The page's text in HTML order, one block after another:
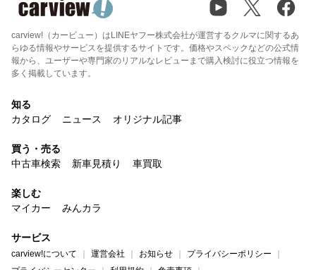
carview!（カービュー）はLINEヤフー株式会社が運営するクルマに関するあ
らゆる情報やサービスを提供するサイトです。価格やスペックなどの公式情
報から、ユーザーや専門家のリアルなレビューまで購入検討に役立つ情報を
多く掲載しています。
知る
カタログ
ニュース オリジナル記事
買う・売る
中古車検索
新車見積り 車買取
楽しむ
マイカー
みんカラ
サービス
carview!について 運営会社 お知らせ
プライバシーポリシー